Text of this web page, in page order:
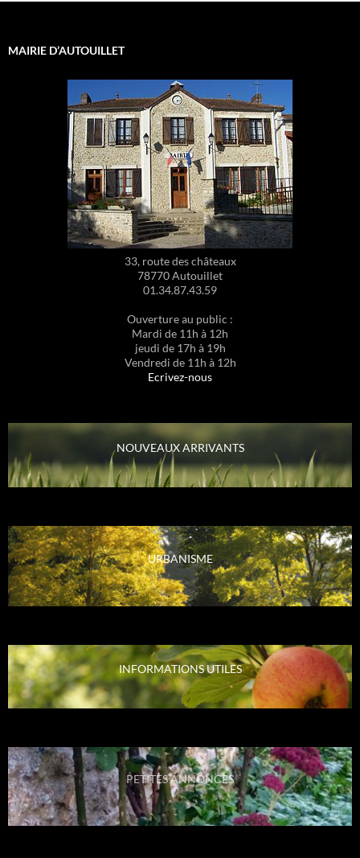
MAIRIE D’AUTOUILLET
33, route des châteaux
78770 Autouillet
01.34.87.43.59
Ouverture au public :
Mardi de 11h à 12h
jeudi de 17h à 19h
Vendredi de 11h à 12h
Ecrivez-nous
NOUVEAUX ARRIVANTS
URBANISME
INFORMATIONS UTILES
PETITES ANNONCES